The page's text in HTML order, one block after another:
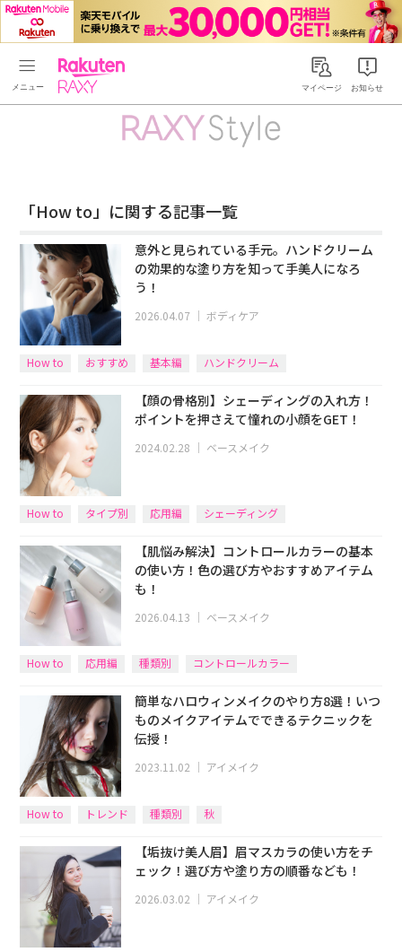
Rakuten RAXYマイページ お知らせ
「How to」に関する記事一覧
意外と見られている手元。ハンドクリーム
の効果的な塗り方を知って手美人になろ
う！
2026.04.07 ｜ボディケア
How to おすすめ 基本編 ハンドクリーム
【顔の骨格別】シェーディングの入れ方！
ポイントを押さえて憧れの小顔をGET！
2024.02.28 ｜ ベースメイク
How to タイプ別 応用編 シェーディング
【肌悩み解決】コントロールカラーの基本
の使い方！色の選び方やおすすめアイテム
も！
2026.04.13 ｜ ベースメイク
How to 応用編 種類別 コントロールカラー
簡単なハロウィンメイクのやり方8選！いつ
ものメイクアイテムでできるテクニックを
伝授！
2023.11.02 ｜ アイメイク
How to トレンド 種類別 秋
【垢抜け美人眉】眉マスカラの使い方をチ
ェック！選び方や塗り方の順番なども！
2026.03.02 ｜ アイメイク